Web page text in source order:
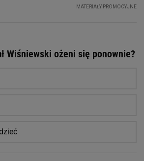
Wiśniewski ożeni się ponownie?